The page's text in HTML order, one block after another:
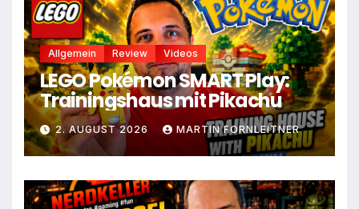
Allgemein Review Videos
LEGO Pokémon SMART Play:
Trainingshaus mit Pikachu
2. AUGUST 2026 MARTIN FORNLEITNER